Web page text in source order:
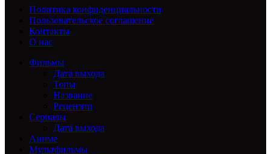
Политика конфиденциальности
Пользовательское соглашение
Контакты
О нас
Фильмы
Дата выхода
Топы
Название
Рецензии
Сериалы
Дата выхода
Аниме
Мультфильмы